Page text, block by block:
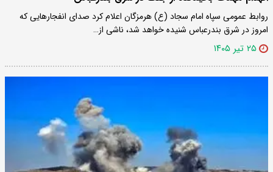
روابط عمومی سپاه امام سجاد (ع) هرمزگان اعلام کرد صدای انفجارهایی که
امروز در شرق بندرعباس شنیده خواهد شد، ناشی از…
۲۵ تیر ۱۴۰۵